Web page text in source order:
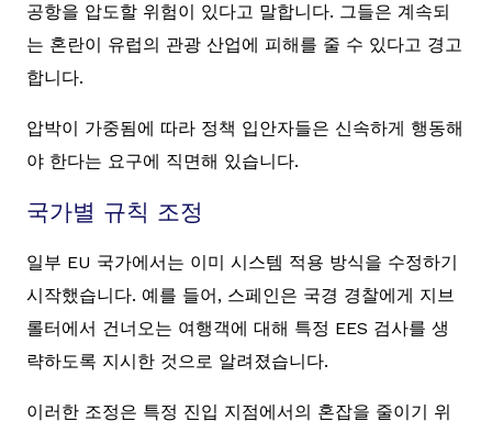
공항을 압도할 위험이 있다고 말합니다. 그들은 계속되
는 혼란이 유럽의 관광 산업에 피해를 줄 수 있다고 경고
합니다.
압박이 가중됨에 따라 정책 입안자들은 신속하게 행동해
야 한다는 요구에 직면해 있습니다.
국가별 규칙 조정
일부 EU 국가에서는 이미 시스템 적용 방식을 수정하기
시작했습니다. 예를 들어, 스페인은 국경 경찰에게 지브
롤터에서 건너오는 여행객에 대해 특정 EES 검사를 생
략하도록 지시한 것으로 알려졌습니다.
이러한 조정은 특정 진입 지점에서의 혼잡을 줄이기 위